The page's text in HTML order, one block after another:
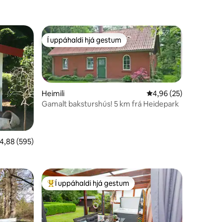
af 5 í meðaleinkunn, 595 umsagnir
4,88 (595)
Í uppáhaldi hjá gestum
Í uppáhaldi hjá gestum
Heimili 4,96 af 5 í
4,96 (25)
Gamalt baksturshús! 5 km frá Heidepark
Í mestu uppáhaldi hjá gestum
Í uppáhaldi hjá gestum